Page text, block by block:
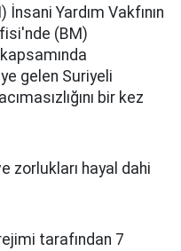
Yardım Vakfının
(BM)
gelen Suriyeli
bir kez
zorlukları hayal dahi
tarafından 7